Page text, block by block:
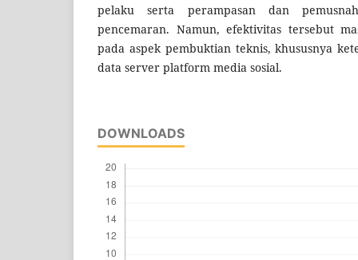
pelaku serta perampasan dan
pencemaran. Namun, efektivitas tersebut
pada aspek pembuktian teknis, khususnya
data server platform media sosial.
DOWNLOADS